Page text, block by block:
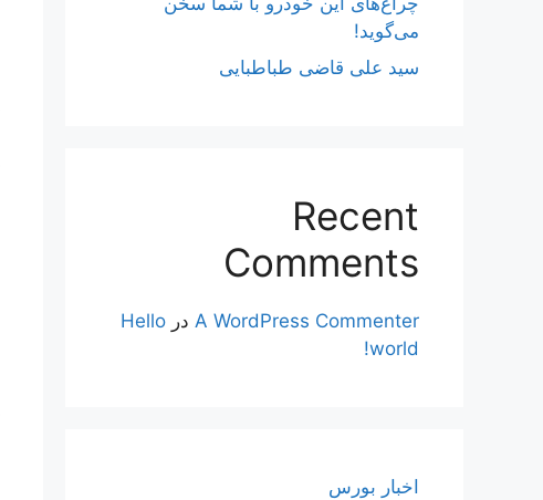
می‌گوید!
سید علی قاضی طباطبایی
Recent
Comments
A WordPress Commenter در Hello
world!
اخبار بورس